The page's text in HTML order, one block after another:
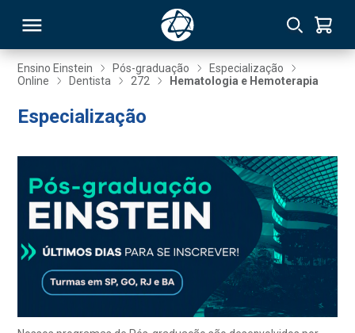
Ensino Einstein Pós-graduação
Especialização
Online
Dentista 272 Hematologia e Hemoterapia
Especialização